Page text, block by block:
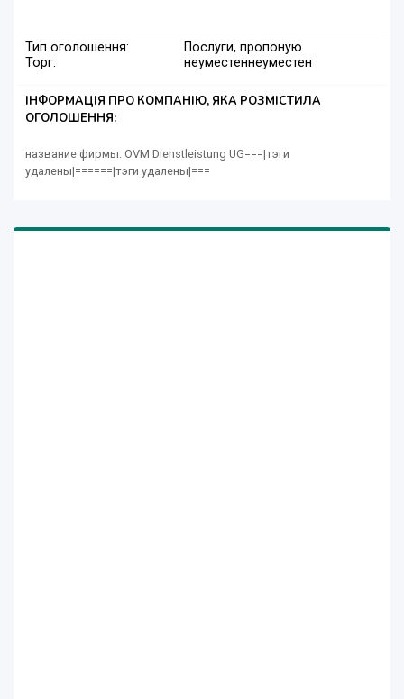
Тип оголошення:
Послуги, пропоную
Торг:
неуместеннеуместен
ІНФОРМАЦІЯ ПРО КОМПАНІЮ, ЯКА РОЗМІСТИЛА
ОГОЛОШЕННЯ:
название фирмы: OVM Dienstleistung UG===|тэги
удалены|======|тэги удалены|===